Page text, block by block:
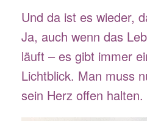
Und da ist es wieder,
Ja, auch wenn das
läuft – es gibt immer
Lichtblick. Man muss
sein Herz offen halten.